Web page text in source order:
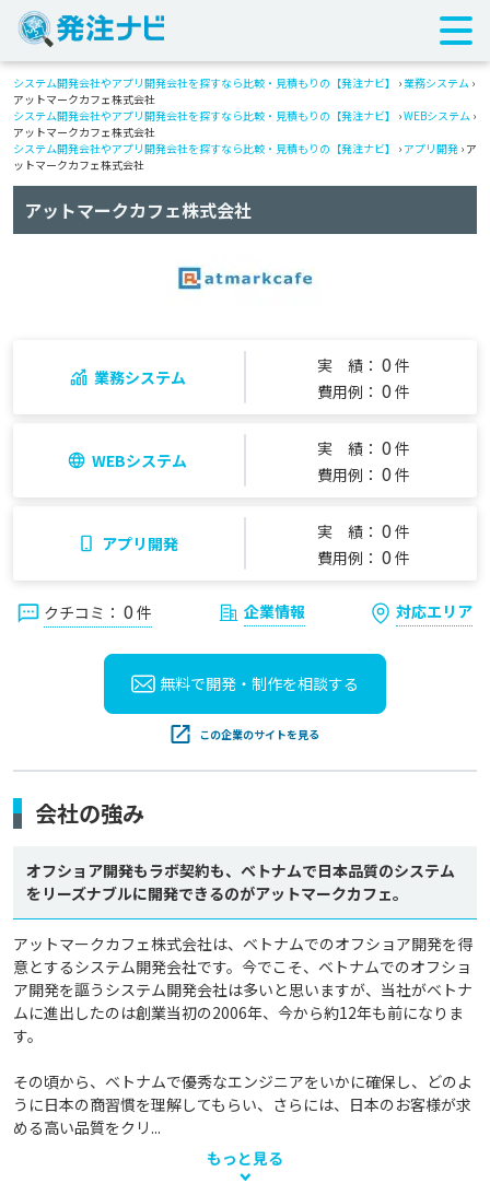
システム開発会社やアプリ開発会社を探すなら比較・見積もりの【発注ナビ】 › 業務システム ›
アットマークカフェ株式会社
システム開発会社やアプリ開発会社を探すなら比較・見積もりの【発注ナビ】
›WEBシステム ›
アットマークカフェ株式会社
システム開発会社やアプリ開発会社を探すなら比較・見積もりの【発注ナビ】
› アプリ開発 › ア
ットマークカフェ株式会社
アットマークカフェ株式会社
業務システム
実 績： 0 件
費用例： 0 件
WEBシステム
実 績： 0 件
費用例： 0 件
アプリ開発
実 績： 0 件
費用例： 0 件
クチコミ： 0 件 企業情報 対応エリア
無料で開発・制作を相談する
この企業のサイトを見る
会社の強み
オフショア開発もラボ契約も、ベトナムで日本品質のシステム
をリーズナブルに開発できるのがアットマークカフェ。
アットマークカフェ株式会社は、ベトナムでのオフショア開発を得
意とするシステム開発会社です。今でこそ、ベトナムでのオフショ
ア開発を謳うシステム開発会社は多いと思いますが、当社がベトナ
ムに進出したのは創業当初の2006年、今から約12年も前になりま
す。
その頃から、ベトナムで優秀なエンジニアをいかに確保し、どのよ
うに日本の商習慣を理解してもらい、さらには、日本のお客様が求
める高い品質をクリ...
もっと見る